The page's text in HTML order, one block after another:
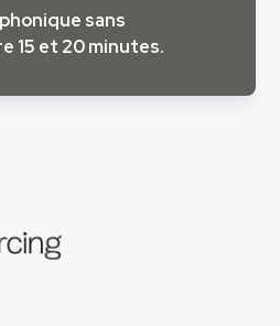
sans
15 et 20 minutes.